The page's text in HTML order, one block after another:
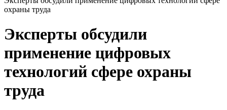
охраны труда
Эксперты обсудили
применение цифровых
технологий сфере охраны
труда